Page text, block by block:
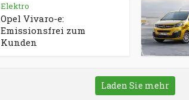
Elektro
Opel Vivaro-e:
Emissionsfrei zum
Kunden
Laden Sie mehr